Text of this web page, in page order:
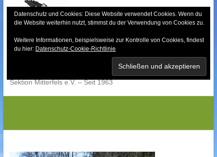
content
Bayerischer Wald-
Sektion Mitterfels e.V. – Seit 1963
Datenschutz und Cookies: Diese Website verwendet Cookies. Wenn du
die Website weiterhin nutzt, stimmst du der Verwendung von Cookies zu.
Weitere Informationen, beispielsweise zur Kontrolle von Cookies, findest
du hier: Datenschutz-Cookie-Richtlinie